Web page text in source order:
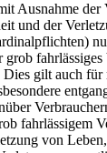
Ausnahme der
und der
grob fahrlässiges
gilt auch für
fahrlässigem
von